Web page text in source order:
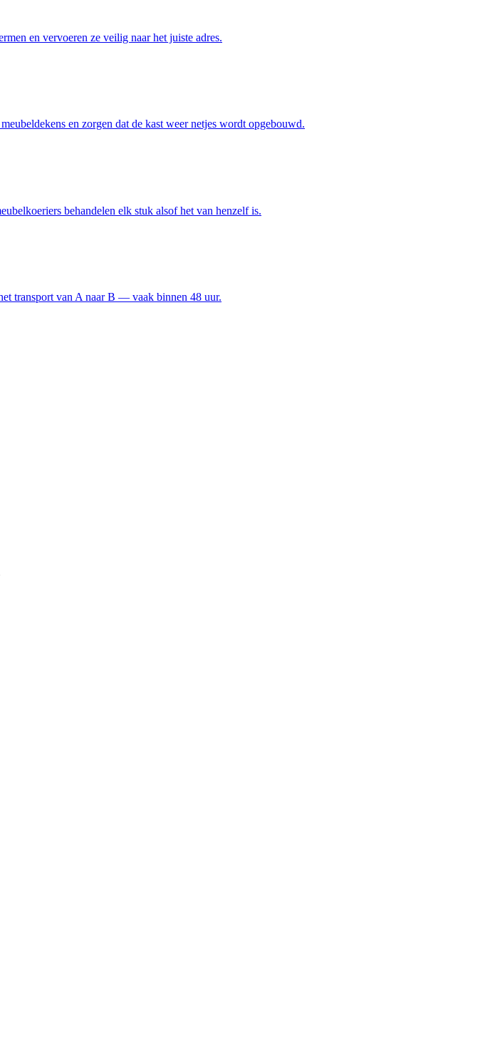
en vervoeren ze veilig naar het juiste adres.
en zorgen dat de kast weer netjes wordt opgebouwd.
behandelen elk stuk alsof het van henzelf is.
transport van A naar B — vaak binnen 48 uur.